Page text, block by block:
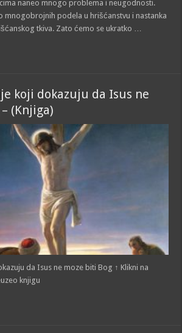
naneo mnogo problema i neugodnosti.
mnogobrojnih podela u hrišćanstvu i nastanka
tkiva. Zato ćemo se ukratko …
koji dokazuju da Isus ne
(Knjiga)
da Isus ne moze biti Bog ↑ Klikni na
knjigu